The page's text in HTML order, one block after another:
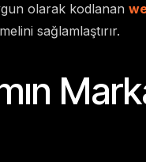
olarak kodlanan
sağlamlaştırır.